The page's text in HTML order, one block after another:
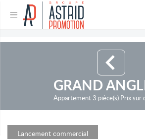
GRAND
Appartement 3 pièce(s) Prix sur
Lancement commercial